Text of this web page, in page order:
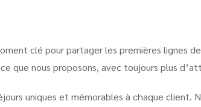
clé pour partager les premières lignes
que nous proposons, avec toujours plus
uniques et mémorables à chaque client.